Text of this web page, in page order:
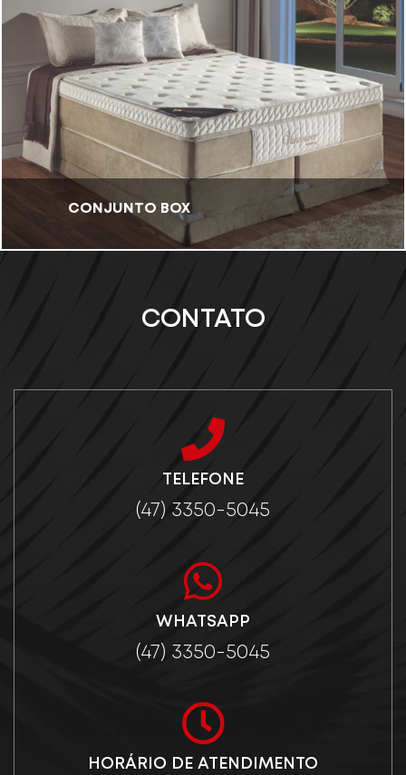
CONJUNTO BOX
CONTATO
TELEFONE
(47) 3350-5045
WHATSAPP
(47) 3350-5045
HORÁRIO DE ATENDIMENTO